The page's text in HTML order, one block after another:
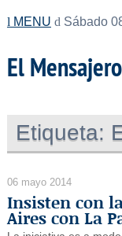
MENU Sábado
El
Etiqueta:
06 mayo 2014
Insisten con
Aires con La